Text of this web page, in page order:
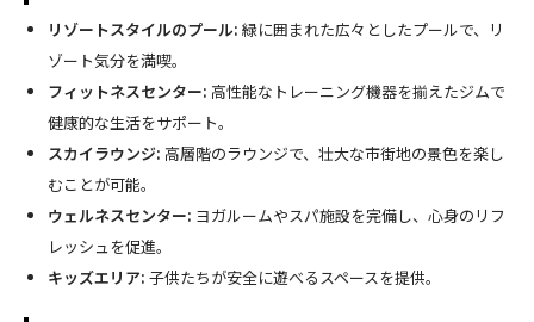
リゾートスタイルのプール: 緑に囲まれた広々としたプールで、リ
ゾート気分を満喫。
フィットネスセンター: 高性能なトレーニング機器を揃えたジムで
健康的な生活をサポート。
スカイラウンジ: 高層階のラウンジで、壮大な市街地の景色を楽し
むことが可能。
ウェルネスセンター: ヨガルームやスパ施設を完備し、心身のリフ
レッシュを促進。
キッズエリア: 子供たちが安全に遊べるスペースを提供。